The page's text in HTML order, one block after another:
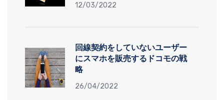
12/03/2022
回線契約をしていないユーザー
にスマホを販売するドコモの戦
略
26/04/2022